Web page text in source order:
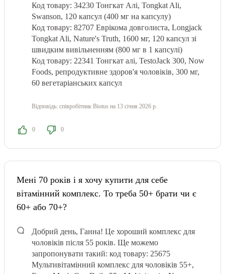
Код товару: 34230 Тонгкат Алі, Tongkat Ali,
Swanson, 120 капсул (400 мг на капсулу)
Код товару: 82707 Еврікома довголиста, Longjack
Tongkat Ali, Nature's Truth, 1600 мг, 120 капсул зі
швидким вивільненням (800 мг в 1 капсулі)
Код товару: 22341 Тонгкат алі, TestoJack 300, Now
Foods, репродуктивне здоров'я чоловіків, 300 мг,
60 вегетаріанських капсул
Відповідь: співробітник Biotus на 13 січня 2026 р.
0 0
Мені 70 років і я хочу купити для себе
вітамінний комплекс. То треба 50+ брати чи є
60+ або 70+?
Добрий день, Ганна! Це хороший комплекс для
чоловіків після 55 років. Ще можемо
запропонувати такий: код товару: 25675
Мультивітамінний комплекс для чоловіків 55+,